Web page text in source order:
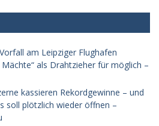
am Leipziger Flughafen
als Drahtzieher für möglich –
kassieren Rekordgewinne – und
soll plötzlich wieder öffnen –